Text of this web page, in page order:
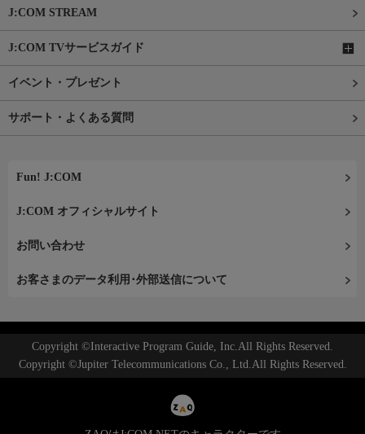
J:COM STREAM
J:COM TVサービスガイド
イベント・プレゼント
サポート・よくある質問
Fun! J:COM
J:COM オフィシャルサイト
お問い合わせ
お客さまのデータ利用･外部送信について
Copyright ©Interactive Program Guide, Inc.All Rights Reserved.
Copyright ©Jupiter Telecommunications Co., Ltd.All Rights Reserved.